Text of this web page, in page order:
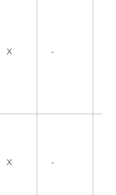
X -
X -